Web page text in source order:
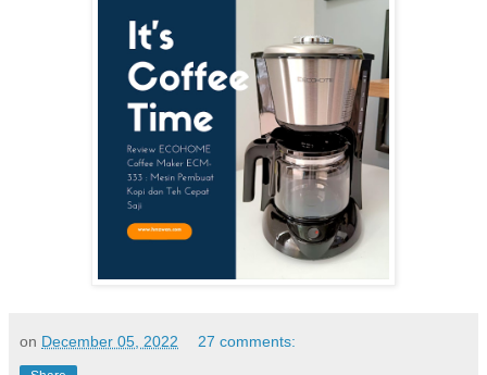
on December 05, 2022 27 comments: